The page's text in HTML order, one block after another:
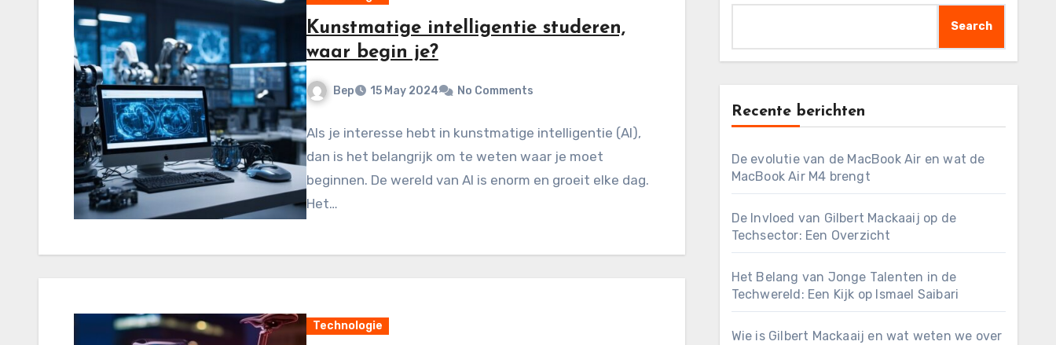
Kunstmatige intelligentie studeren,
waar begin je?
Bep 15 May 2024 No Comments
Als je interesse hebt in kunstmatige intelligentie (AI),
dan is het belangrijk om te weten waar je moet
beginnen. De wereld van AI is enorm en groeit elke dag.
Het…
Technologie
Search
Recente berichten
De evolutie van de MacBook Air en wat de
MacBook Air M4 brengt
De Invloed van Gilbert Mackaaij op de
Techsector: Een Overzicht
Het Belang van Jonge Talenten in de
Techwereld: Een Kijk op Ismael Saibari
Wie is Gilbert Mackaaij en wat weten we over